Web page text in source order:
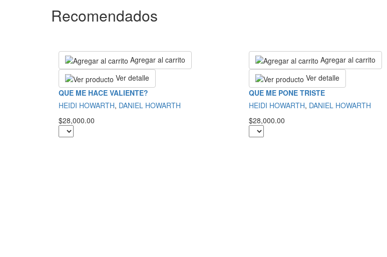
Recomendados
Agregar al carrito
Ver detalle
QUE ME HACE VALIENTE?
HEIDI HOWARTH, DANIEL HOWARTH
$28,000.00
Agregar al carrito
Ver detalle
QUE ME PONE TRISTE
HEIDI HOWARTH, DANIEL HOWARTH
$28,000.00